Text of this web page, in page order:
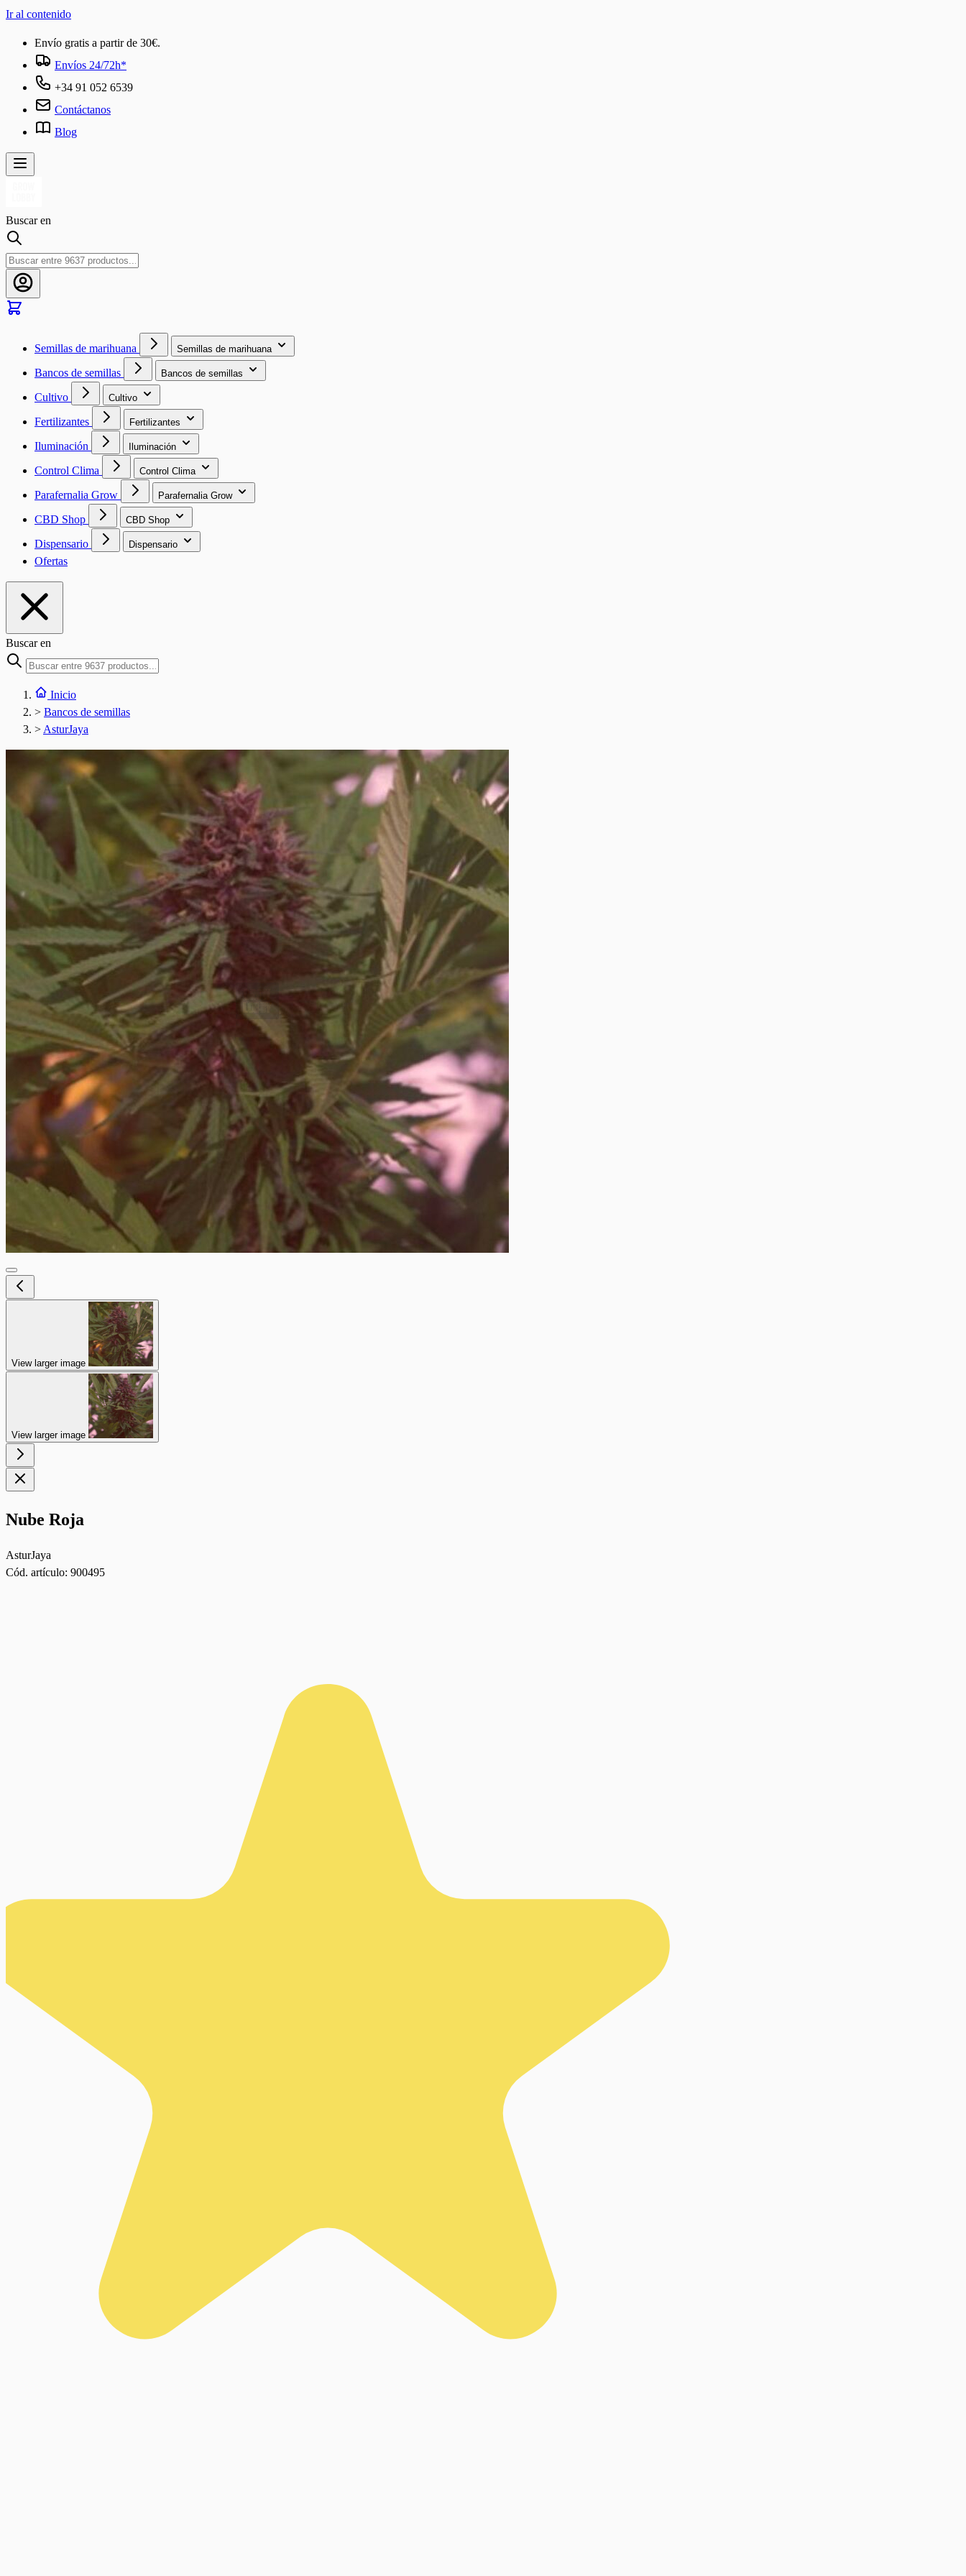
Ir al contenido
Envío gratis a partir de 30€.
Envíos 24/72h*
+34 91 052 6539
Contáctanos
Blog
Buscar en
Semillas de marihuana Semillas de marihuana
Bancos de semillas Bancos de semillas
Cultivo Cultivo
Fertilizantes Fertilizantes
Iluminación Iluminación
Control Clima Control Clima
Parafernalia Grow Parafernalia Grow
CBD Shop CBD Shop
Dispensario Dispensario
Ofertas
Buscar en
Inicio
> Bancos de semillas
> AsturJaya
View larger image
View larger image
Nube Roja
AsturJaya
Cód. artículo: 900495